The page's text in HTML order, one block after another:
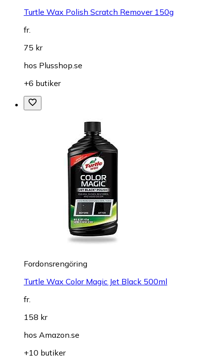
Turtle Wax Polish Scratch Remover 150g
fr.
75 kr
hos Plusshop.se
+6 butiker
Fordonsrengöring
Turtle Wax Color Magic Jet Black 500ml
fr.
158 kr
hos Amazon.se
+10 butiker